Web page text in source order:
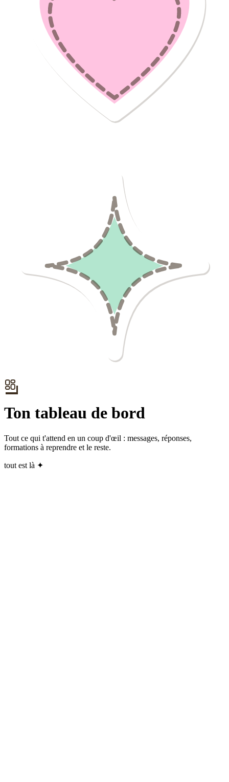
Ton tableau de bord
Tout ce qui t'attend en un coup d'œil : messages, réponses,
formations à reprendre et le reste.
tout est là ✦